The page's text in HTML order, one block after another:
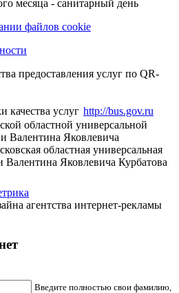
месяца - санитарный день
файлов cookie
предоставления услуг по QR-
http://bus.gov.ru
областной универсальной
Валентина Яковлевича
областная универсальная
Валентина Яковлевича Курбатова
агентства интернет-рекламы
Введите полностью свои фамилию,